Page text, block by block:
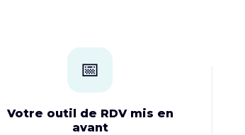
📅
Votre outil de RDV mis en
avant